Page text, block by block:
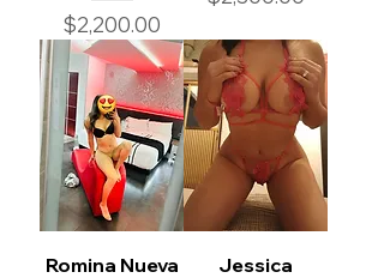
Precio
$2,200.00
Romina Nueva
Jessica